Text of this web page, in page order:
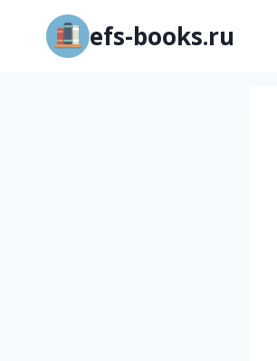
Перейти
содержимому
efs-books.ru